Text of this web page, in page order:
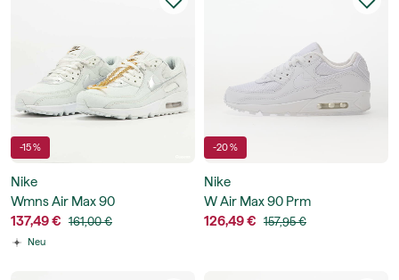
-15 %
Nike
Wmns Air Max 90
137,49 € 161,00 €
Neu
-20 %
Nike
W Air Max 90 Prm
126,49 € 157,95 €